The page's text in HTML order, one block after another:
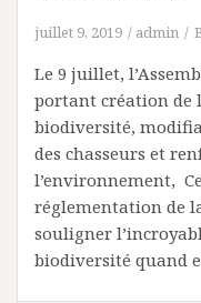
juillet 9, 2019 admin
Le 9 juillet,
portant création de
biodiversité,
des chasseurs et
l’environnement,
réglementation de
souligner
biodiversité quand